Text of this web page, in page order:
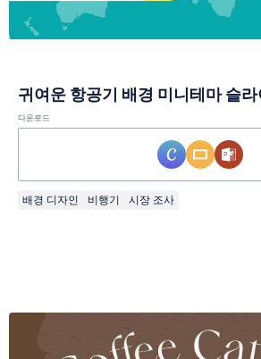
귀여운 항공기 배경 미니테마 슬
다운로드
배경 디자인 비행기 시장 조사